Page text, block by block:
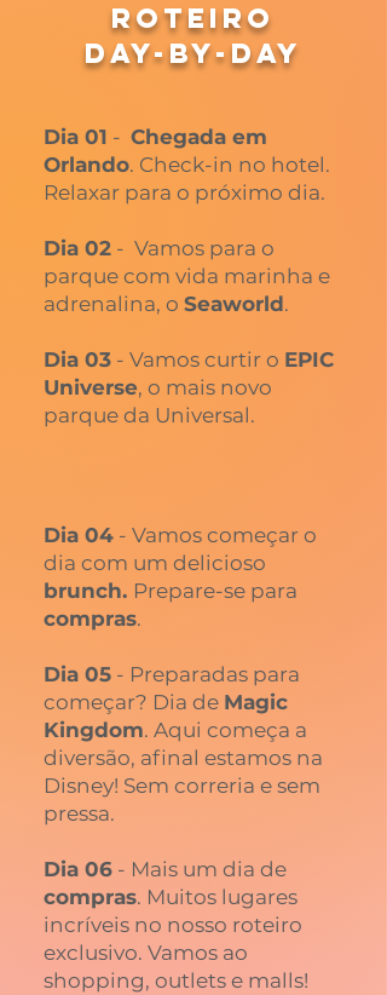
ROTEIRO
DAY-BY-DAY
Dia 01 - Chegada em
Orlando. Check-in no hotel.
Relaxar para o próximo dia.
Dia 02 - Vamos para o
parque com vida marinha e
adrenalina, o Seaworld.
Dia 03 - Vamos curtir o EPIC
Universe, o mais novo
parque da Universal.
Dia 04 - Vamos começar o
dia com um delicioso
brunch. Prepare-se para
compras.
Dia 05 - Preparadas para
começar? Dia de Magic
Kingdom. Aqui começa a
diversão, afinal estamos na
Disney! Sem correria e sem
pressa.
Dia 06 - Mais um dia de
compras. Muitos lugares
incríveis no nosso roteiro
exclusivo. Vamos ao
shopping, outlets e malls!